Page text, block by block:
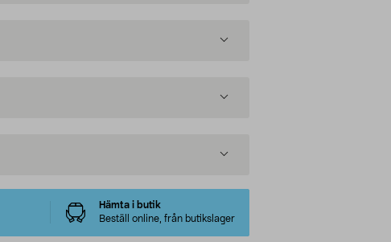
Hämta i butik
Beställ online, från butikslager